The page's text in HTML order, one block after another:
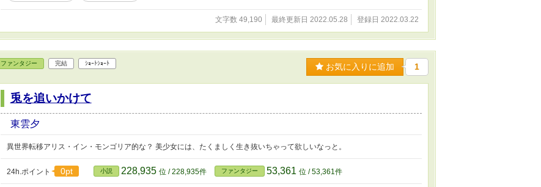
文字数 49,190 最終更新日 2022.05.28 登録日 2022.03.22
ファンタジー 完結 ｼｮｰﾄｼｮｰﾄ お気に入りに追加 1
兎を追いかけて
東雲夕
異世界転移アリス・イン・モンゴリア的な？ 美少女には、たくましく生き抜いちゃって欲しいなっと。
24h.ポイント 0pt 小説 228,935 位 / 228,935件 ファンタジー 53,361 位 / 53,361件